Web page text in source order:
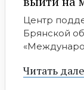
Центр
Брянской
Читать